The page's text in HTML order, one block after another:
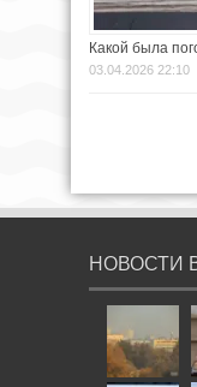
Какой была
03.04.2026 22:10
НОВОСТИ